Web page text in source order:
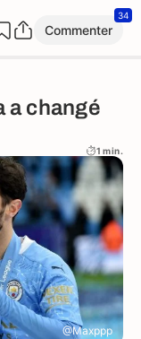
Commenter
34
a changé
1 min.
@Maxppp